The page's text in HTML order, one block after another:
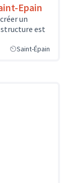
Epain
un
est
Saint-Épain